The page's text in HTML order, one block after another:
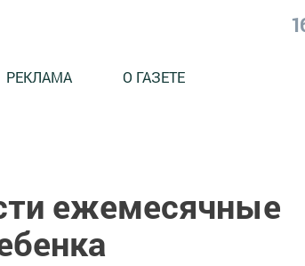
РЕКЛАМА О ГАЗЕТЕ
ежемесячные